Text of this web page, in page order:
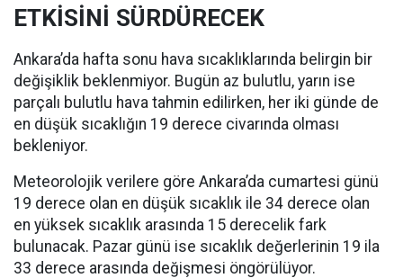
ETKİSİNİ SÜRDÜRECEK
Ankara’da hafta sonu hava sıcaklıklarında belirgin bir
değişiklik beklenmiyor. Bugün az bulutlu, yarın ise
parçalı bulutlu hava tahmin edilirken, her iki günde de
en düşük sıcaklığın 19 derece civarında olması
bekleniyor.
Meteorolojik verilere göre Ankara’da cumartesi günü
19 derece olan en düşük sıcaklık ile 34 derece olan
en yüksek sıcaklık arasında 15 derecelik fark
bulunacak. Pazar günü ise sıcaklık değerlerinin 19 ila
33 derece arasında değişmesi öngörülüyor.